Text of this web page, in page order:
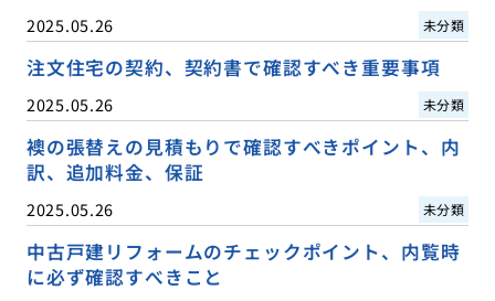
2025.05.26 未分類
注文住宅の契約、契約書で確認すべき重要事項
2025.05.26 未分類
襖の張替えの見積もりで確認すべきポイント、内
訳、追加料金、保証
2025.05.26 未分類
中古戸建リフォームのチェックポイント、内覧時
に必ず確認すべきこと